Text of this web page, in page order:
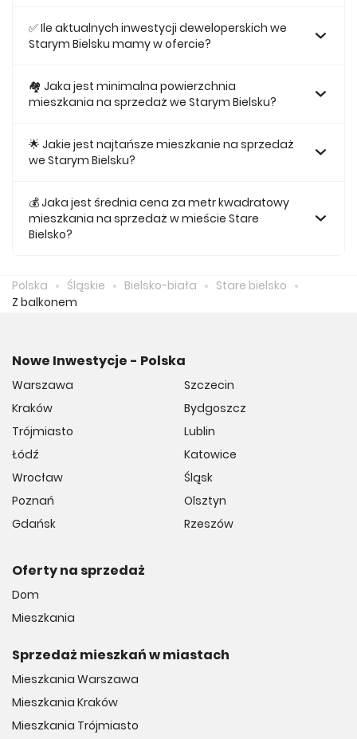
we Starym Bielsku.
✅ Ile aktualnych inwestycji deweloperskich we
Starym Bielsku mamy w ofercie?
we Starym Bielsku.
🏘 Jaka jest minimalna powierzchnia
mieszkania na sprzedaż we Starym Bielsku?
Bielsku jest 56,42.
🌟 Jakie jest najtańsze mieszkanie na sprzedaż
we Starym Bielsku?
naszej ofercie kosztuje 643 147 zł.
💰 Jaka jest średnia cena za metr kwadratowy
mieszkania na sprzedaż w mieście Stare
Bielsko?
Polska Śląskie Bielsko-biała
Stare bielsko
Z balkonem
Nowe Inwestycje - Polska
Warszawa
Kraków
Trójmiasto
Łódź
Wrocław
Poznań
Gdańsk
Szczecin
Bydgoszcz
Lublin
Katowice
Śląsk
Olsztyn
Rzeszów
Oferty na sprzedaż
Dom
Mieszkania
Sprzedaż mieszkań w miastach
Mieszkania Warszawa
Mieszkania Kraków
Mieszkania Trójmiasto